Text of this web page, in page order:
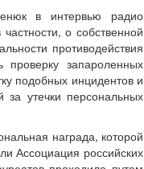
в интервью радио
о собственной
противодействия
проверку запароленных
подобных инцидентов и
за утечки персональных
награда, которой
Ассоциация российских